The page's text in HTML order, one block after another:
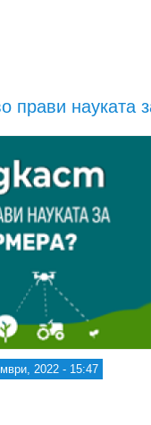
прави науката
2022 - 15:47